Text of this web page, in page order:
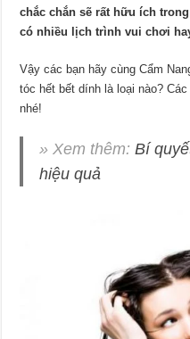
chắc chắn sẽ rất hữu ích
có nhiều lịch trình vui chơi
Vậy các bạn hãy cùng Cẩm
tóc hết bết dính là loại nào?
nhé!
» Xem thêm:Bí
hiệu quả